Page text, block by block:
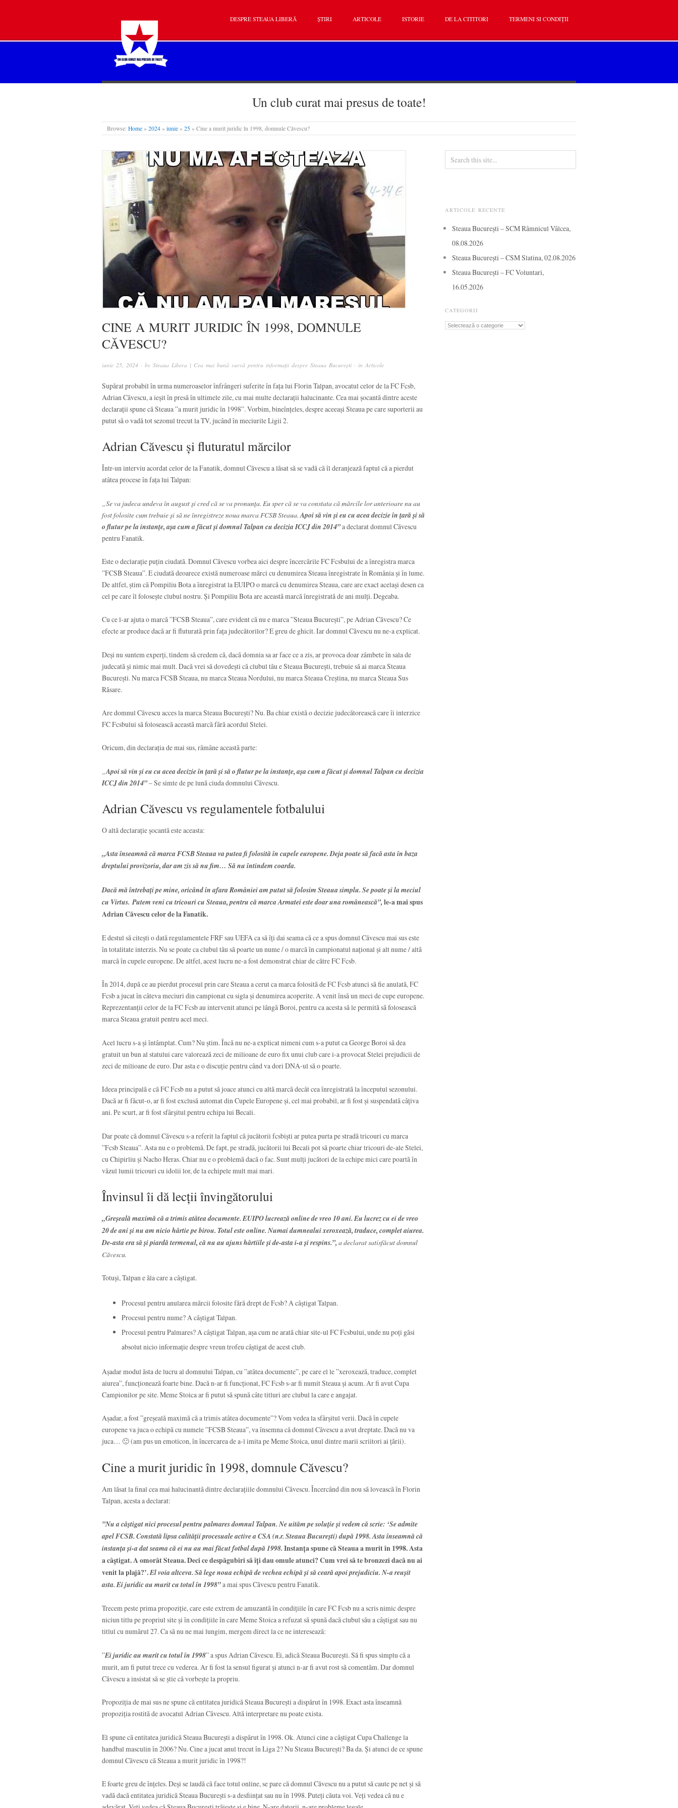
STEAUA LIBERĂ
DESPRE STEAUA LIBERĂ ȘTIRI ARTICOLE ISTORIE DE LA CITITORI TERMENI SI CONDIȚII
Un club curat mai presus de toate!
Browse: Home » 2024 » iunie » 25 » Cine a murit juridic în 1998, domnule Căvescu?
CINE A MURIT JURIDIC ÎN 1998, DOMNULE
CĂVESCU?
iunie 25, 2024 · by Steaua Libera | Cea mai bună sursă pentru informații despre Steaua București · in Articole
Supărat probabil în urma numeroaselor înfrângeri suferite în fața lui Florin Talpan, avocatul celor de la FC Fcsb,
Adrian Căvescu, a ieșit în presă în ultimele zile, cu mai multe declarații halucinante. Cea mai șocantă dintre aceste
declarații spune că Steaua ”a murit juridic în 1998”. Vorbim, bineînțeles, despre aceeași Steaua pe care suporterii au
putut să o vadă tot sezonul trecut la TV, jucând în meciurile Ligii 2.
Adrian Căvescu și fluturatul mărcilor
Într-un interviu acordat celor de la Fanatik, domnul Căvescu a lăsat să se vadă că îl deranjează faptul că a pierdut
atâtea procese în fața lui Talpan:
„Se va judeca undeva în august și cred că se va pronunța. Eu sper că se va constata că mărcile lor anterioare nu au
fost folosite cum trebuie și să ne înregistreze noua marca FCSB Steaua. Apoi să vin și eu cu acea decizie în țară și să
o flutur pe la instanțe, așa cum a făcut și domnul Talpan cu decizia ICCJ din 2014”a declarat domnul Căvescu
pentru Fanatik.
Este o declarație puțin ciudată. Domnul Căvescu vorbea aici despre încercările FC Fcsbului de a înregistra marca
”FCSB Steaua”. E ciudată deoarece există numeroase mărci cu denumirea Steaua înregistrate în România și în lume.
De altfel, știm că Pompiliu Bota a înregistrat la EUIPO o marcă cu denumirea Steaua, care are exact același desen ca
cel pe care îl folosește clubul nostru. Și Pompiliu Bota are această marcă înregistrată de ani mulți. Degeaba.
Cu ce l-ar ajuta o marcă ”FCSB Steaua”, care evident că nu e marca ”Steaua București”, pe Adrian Căvescu? Ce
efecte ar produce dacă ar fi fluturată prin fața judecătorilor? E greu de ghicit. Iar domnul Căvescu nu ne-a explicat.
Deși nu suntem experți, tindem să credem că, dacă domnia sa ar face ce a zis, ar provoca doar zâmbete în sala de
judecată și nimic mai mult. Dacă vrei să dovedești că clubul tău e Steaua București, trebuie să ai marca Steaua
București. Nu marca FCSB Steaua, nu marca Steaua Nordului, nu marca Steaua Creștina, nu marca Steaua Sus
Răsare.
Are domnul Căvescu acces la marca Steaua București? Nu. Ba chiar există o decizie judecătorească care îi interzice
FC Fcsbului să folosească această marcă fără acordul Stelei.
Oricum, din declarația de mai sus, rămâne această parte:
Apoi să vin și eu cu acea decizie în țară și să o flutur pe la instanțe, așa cum a făcut și domnul Talpan cu decizia
ICCJ din 2014”– Se simte de pe lună ciuda domnului Căvescu.
Adrian Căvescu vs regulamentele fotbalului
O altă declarație șocantă este aceasta:
„Asta înseamnă că marca FCSB Steaua va putea fi folosită în cupele europene. Deja poate să facă asta în baza
dreptului provizoriu, dar am zis să nu fim… Să nu întindem coarda.
Dacă mă întrebați pe mine, oricând în afara României am putut să folosim Steaua simplu. Se poate și la meciul
cu Virtus. Putem veni cu tricouri cu Steaua, pentru că marca Armatei este doar una românească”, le-a mai spus
Adrian Căvescu celor de la Fanatik.
E destul să citești o dată regulamentele FRF sau UEFA ca să îți dai seama că ce a spus domnul Căvescu mai sus este
în totalitate interzis. Nu se poate ca clubul tău să poarte un nume / o marcă în campionatul național și alt nume / altă
marcă în cupele europene. De altfel, acest lucru ne-a fost demonstrat chiar de către FC Fcsb.
În 2014, după ce au pierdut procesul prin care Steaua a cerut ca marca folosită de FC Fcsb atunci să fie anulată, FC
Fcsb a jucat în câteva meciuri din campionat cu sigla și denumirea acoperite. A venit însă un meci de cupe europene.
Reprezentanții celor de la FC Fcsb au intervenit atunci pe lângă Boroi, pentru ca acesta să le permită să folosească
marca Steaua gratuit pentru acel meci.
Acel lucru s-a și întâmplat. Cum? Nu știm. Încă nu ne-a explicat nimeni cum s-a putut ca George Boroi să dea
gratuit un bun al statului care valorează zeci de milioane de euro fix unui club care i-a provocat Stelei prejudicii de
zeci de milioane de euro. Dar asta e o discuție pentru când va dori DNA-ul să o poarte.
Ideea principală e că FC Fcsb nu a putut să joace atunci cu altă marcă decât cea înregistrată la începutul sezonului.
Dacă ar fi făcut-o, ar fi fost exclusă automat din Cupele Europene și, cel mai probabil, ar fi fost și suspendată câțiva
ani. Pe scurt, ar fi fost sfârșitul pentru echipa lui Becali.
Dar poate că domnul Căvescu s-a referit la faptul că jucătorii fcsbiști ar putea purta pe stradă tricouri cu marca
”Fcsb Steaua”. Asta nu e o problemă. De fapt, pe stradă, jucătorii lui Becali pot să poarte chiar tricouri de-ale Stelei,
cu Chipirliu și Nacho Heras. Chiar nu e o problemă dacă o fac. Sunt mulți jucători de la echipe mici care poartă în
văzul lumii tricouri cu idolii lor, de la echipele mult mai mari.
Învinsul îi dă lecții învingătorului
„Greșeală maximă că a trimis atâtea documente. EUIPO lucrează online de vreo 10 ani. Eu lucrez cu ei de vreo
20 de ani și nu am nicio hârtie pe birou. Totul este online. Numai dumnealui xeroxează, traduce, complet aiurea.
De-asta era să și piardă termenul, că nu au ajuns hârtiile și de-asta i-a și respins.”, a declarat satisfăcut domnul
Căvescu.
Totuși, Talpan e ăla care a câștigat.
Procesul pentru anularea mărcii folosite fără drept de Fcsb? A câștigat Talpan.
Procesul pentru nume? A câștigat Talpan.
Procesul pentru Palmares? A câștigat Talpan, așa cum ne arată chiar site-ul FC Fcsbului, unde nu poți găsi
absolut nicio informație despre vreun trofeu câștigat de acest club.
Așadar modul ăsta de lucru al domnului Talpan, cu ”atâtea documente”, pe care el le ”xeroxează, traduce, complet
aiurea”, funcționează foarte bine. Dacă n-ar fi funcționat, FC Fcsb s-ar fi numit Steaua și acum. Ar fi avut Cupa
Campionilor pe site. Meme Stoica ar fi putut să spună câte titluri are clubul la care e angajat.
Așadar, a fost ”greșeală maximă că a trimis atâtea documente”? Vom vedea la sfârșitul verii. Dacă în cupele
europene va juca o echipă cu numele ”FCSB Steaua”, va însemna că domnul Căvescu a avut dreptate. Dacă nu va
juca… 🙂 (am pus un emoticon, în încercarea de a-l imita pe Meme Stoica, unul dintre marii scriitori ai țării).
Cine a murit juridic în 1998, domnule Căvescu?
Am lăsat la final cea mai halucinantă dintre declarațiile domnului Căvescu. Încercând din nou să lovească în Florin
Talpan, acesta a declarat:
”Nu a câștigat nici procesul pentru palmares domnul Talpan. Ne uităm pe soluție și vedem că scrie: ‘Se admite
apel FCSB. Constată lipsa calității procesuale active a CSA (n.r. Steaua București) după 1998. Asta înseamnă că
instanța și-a dat seama că ei nu au mai făcut fotbal după 1998. Instanța spune că Steaua a murit în 1998. Asta
a câștigat. A omorât Steaua. Deci ce despăgubiri să îți dau omule atunci? Cum vrei să te bronzezi dacă nu ai
venit la plajă?’.El voia altceva. Să lege noua echipă de vechea echipă și să ceară apoi prejudiciu. N-a reușit
asta. Ei juridic au murit cu totul în 1998”a mai spus Căvescu pentru Fanatik.
Trecem peste prima propoziție, care este extrem de amuzantă în condițiile în care FC Fcsb nu a scris nimic despre
niciun titlu pe propriul site și în condițiile în care Meme Stoica a refuzat să spună dacă clubul său a câștigat sau nu
titlul cu numărul 27. Ca să nu ne mai lungim, mergem direct la ce ne interesează:
”Ei juridic au murit cu totul în 1998” a spus Adrian Căvescu. Ei, adică Steaua București. Să fi spus simplu că a
murit, am fi putut trece cu vederea. Ar fi fost la sensul figurat și atunci n-ar fi avut rost să comentăm. Dar domnul
Căvescu a insistat să se știe că vorbește la propriu.
Propoziția de mai sus ne spune că entitatea juridică Steaua București a dispărut în 1998. Exact asta înseamnă
propoziția rostită de avocatul Adrian Căvescu. Altă interpretare nu poate exista.
El spune că entitatea juridică Steaua București a dispărut în 1998. Ok. Atunci cine a câștigat Cupa Challenge la
handbal masculin în 2006? Nu. Cine a jucat anul trecut în Liga 2? Nu Steaua București? Ba da. Și atunci de ce spune
domnul Căvescu că Steaua a murit juridic în 1998?!
E foarte greu de înțeles. Deși se laudă că face totul online, se pare că domnul Căvescu nu a putut să caute pe net și să
vadă dacă entitatea juridică Steaua București s-a desființat sau nu în 1998. Puteți căuta voi. Veți vedea că nu e
ARTICOLE RECENTE
Steaua București – SCM Râmnicul Vâlcea,
08.08.2026
Steaua București – CSM Slatina, 02.08.2026
Steaua București – FC Voluntari,
16.05.2026
CATEGORII
Categorii